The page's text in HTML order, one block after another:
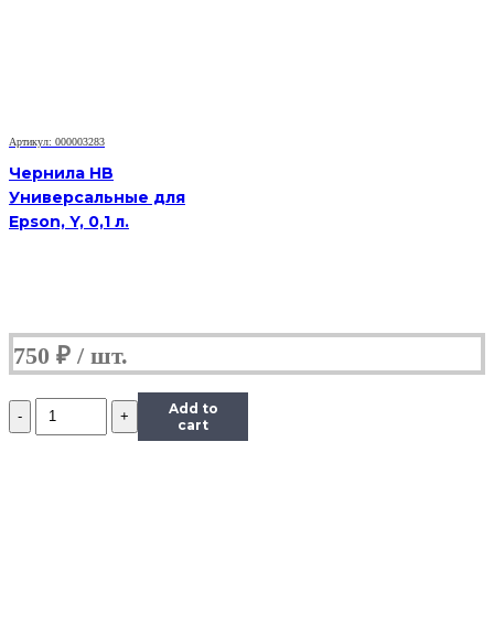
Артикул: 000003283
Чернила HB
Универсальные для
Epson, Y, 0,1 л.
750 ₽
Количество
Чернила
Add to
cart